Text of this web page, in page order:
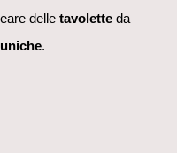
delle tavolette da
.